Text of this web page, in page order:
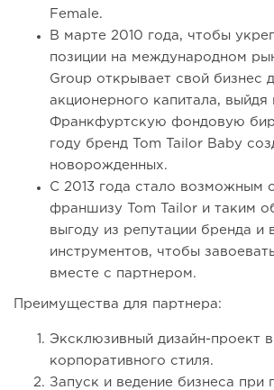
Female.
В марте 2010 года, чтобы
позиции на международном
Group открывает свой бизнес
акционерного капитала, выйдя
Франкфуртскую фондовую
году бренд Tom Tailor Baby
новорожденных.
С 2013 года стало возможным
франшизу Tom Tailor и таким
выгоду из репутации бренда и
инструментов, чтобы
вместе с партнером.
Преимущества для партнера:
Эксклюзивный дизайн-проект
корпоративного стиля.
Запуск и ведение бизнеса при